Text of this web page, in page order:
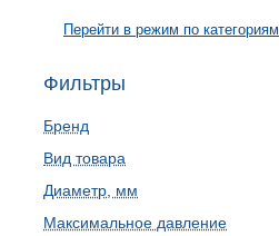
Перейти в режим по категориям
Фильтры
Бренд
Вид товара
Диаметр, мм
Максимальное давление